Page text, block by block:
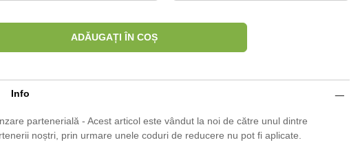
ADĂUGAȚI ÎN COȘ
Info
partenerială - Acest articol este vândut la noi de către unul dintre
noștri, prin urmare unele coduri de reducere nu pot fi aplicate.